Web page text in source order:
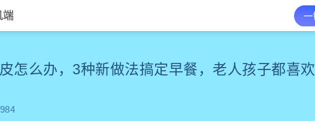
端
怎么办，3种新做法搞定早餐，老人孩子都喜欢